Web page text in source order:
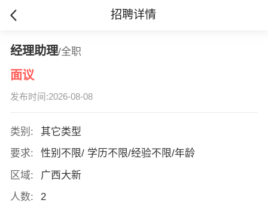
招聘详情
经理助理/全职
面议
发布时间:2026-08-08
类别:
其它类型
要求:
性别不限/ 学历不限/经验不限/年龄
区域:
广西大新
人数:
2